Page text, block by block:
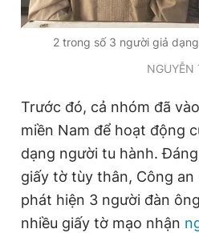
2 trong số 3 người giả
NGUYỄN
Trước đó, cả nhóm đã
miền Nam để hoạt động
dạng người tu hành.
giấy tờ tùy thân, Công an
phát hiện 3 người đàn
nhiều giấy tờ mạo nhận